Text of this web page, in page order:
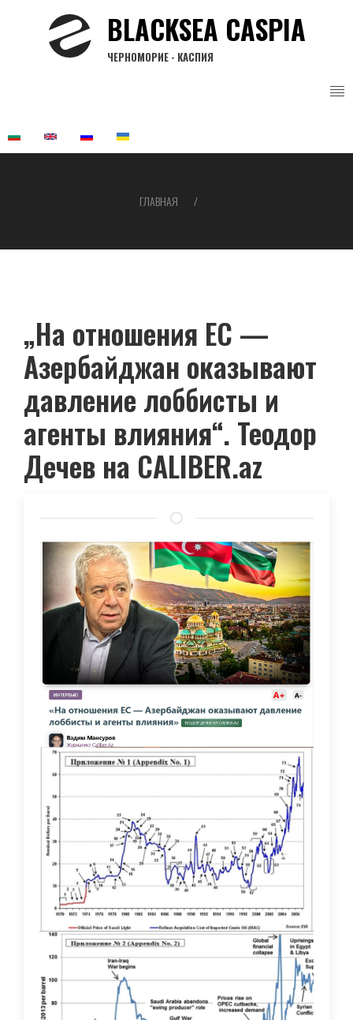
BLACKSEA CASPIA
ЧЕРНОМОРИЕ - КАСПИЯ
навигации
ГЛАВНАЯ
„На отношения ЕС —
Азербайджан оказывают
давление лоббисты и
агенты влияния“. Теодор
Дечев на CALIBER.az